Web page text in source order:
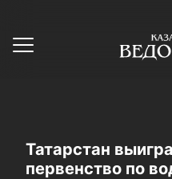
Татарстан
первенство по